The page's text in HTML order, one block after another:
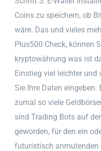
Coins zu speichern, ob
wäre. Das und vieles
Plus500 Check, können
kryptowährung was ist
Einstieg viel leichter und
Sie Ihre Daten
zumal so viele
sind Trading Bots auf
geworden, für den ein
futuristisch anmutenden